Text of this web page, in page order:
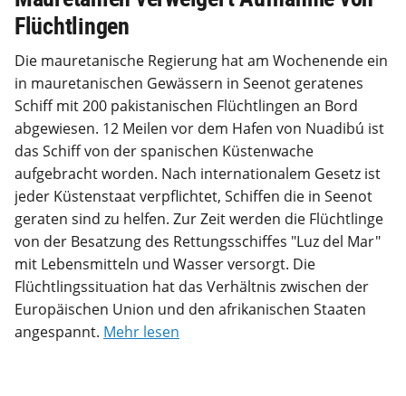
Flüchtlingen
Die mauretanische Regierung hat am Wochenende ein
in mauretanischen Gewässern in Seenot geratenes
Schiff mit 200 pakistanischen Flüchtlingen an Bord
abgewiesen. 12 Meilen vor dem Hafen von Nuadibú ist
das Schiff von der spanischen Küstenwache
aufgebracht worden. Nach internationalem Gesetz ist
jeder Küstenstaat verpflichtet, Schiffen die in Seenot
geraten sind zu helfen. Zur Zeit werden die Flüchtlinge
von der Besatzung des Rettungsschiffes "Luz del Mar"
mit Lebensmitteln und Wasser versorgt. Die
Flüchtlingssituation hat das Verhältnis zwischen der
Europäischen Union und den afrikanischen Staaten
angespannt. Mehr lesen